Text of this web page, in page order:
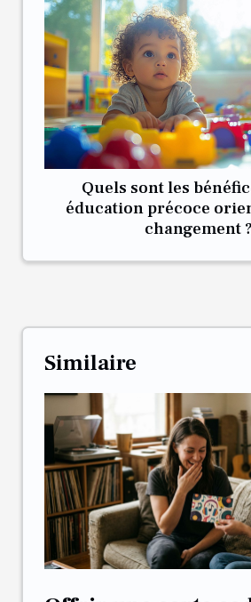
Quels sont les
éducation précoce
changement ?
Similaire